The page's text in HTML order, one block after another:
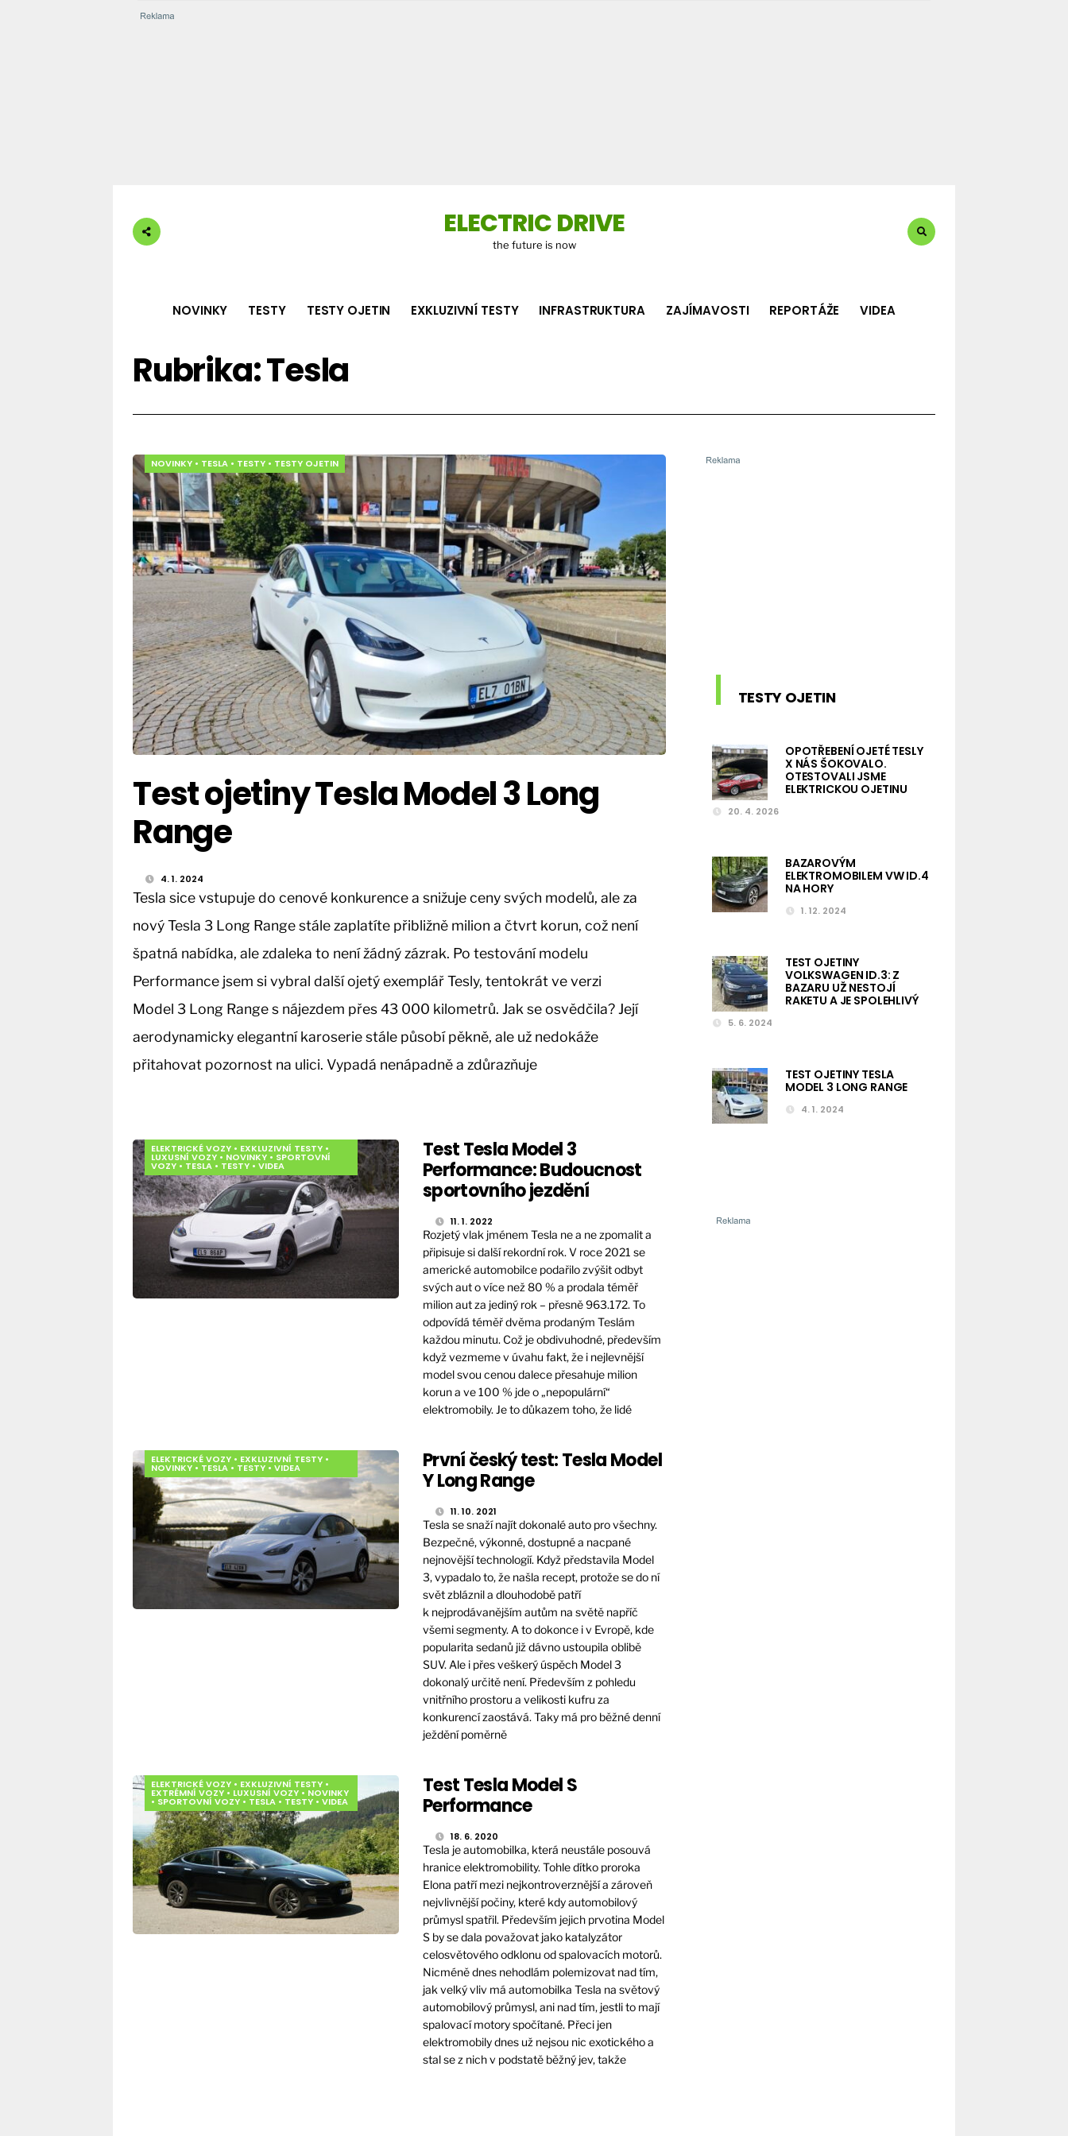
ELECTRIC DRIVE
the future is now
NOVINKY TESTY TESTY OJETIN EXKLUZIVNÍ TESTY INFRASTRUKTURA ZAJÍMAVOSTI REPORTÁŽE VIDEA
Rubrika:Tesla
NOVINKY • TESLA • TESTY • TESTY OJETIN
Test ojetiny Tesla Model 3 Long
Range
4. 1. 2024
Tesla sice vstupuje do cenové konkurence a snižuje ceny svých modelů, ale za
nový Tesla 3 Long Range stále zaplatíte přibližně milion a čtvrt korun, což není
špatná nabídka, ale zdaleka to není žádný zázrak. Po testování modelu
Performance jsem si vybral další ojetý exemplář Tesly, tentokrát ve verzi
Model 3 Long Range s nájezdem přes 43 000 kilometrů. Jak se osvědčila? Její
aerodynamicky elegantní karoserie stále působí pěkně, ale už nedokáže
přitahovat pozornost na ulici. Vypadá nenápadně a zdůrazňuje
ELEKTRICKÉ VOZY • EXKLUZIVNÍ TESTY •
LUXUSNÍ VOZY • NOVINKY • SPORTOVNÍ
VOZY • TESLA • TESTY • VIDEA
Test Tesla Model 3
Performance: Budoucnost
sportovního jezdění
11. 1. 2022
Rozjetý vlak jménem Tesla ne a ne zpomalit a
připisuje si další rekordní rok. V roce 2021 se
americké automobilce podařilo zvýšit odbyt
svých aut o více než 80 % a prodala téměř
milion aut za jediný rok – přesně 963.172. To
odpovídá téměř dvěma prodaným Teslám
každou minutu. Což je obdivuhodné, především
když vezmeme v úvahu fakt, že i nejlevnější
model svou cenou dalece přesahuje milion
korun a ve 100 % jde o „nepopulární“
elektromobily. Je to důkazem toho, že lidé
ELEKTRICKÉ VOZY • EXKLUZIVNÍ TESTY •
NOVINKY • TESLA • TESTY • VIDEA
První český test: Tesla Model
Y Long Range
11. 10. 2021
Tesla se snaží najít dokonalé auto pro všechny.
Bezpečné, výkonné, dostupné a nacpané
nejnovější technologií. Když představila Model
3, vypadalo to, že našla recept, protože se do ní
svět zbláznil a dlouhodobě patří
k nejprodávanějším autům na světě napříč
všemi segmenty. A to dokonce i v Evropě, kde
popularita sedanů již dávno ustoupila oblibě
SUV. Ale i přes veškerý úspěch Model 3
dokonalý určitě není. Především z pohledu
vnitřního prostoru a velikosti kufru za
konkurencí zaostává. Taky má pro běžné denní
ježdění poměrně
ELEKTRICKÉ VOZY • EXKLUZIVNÍ TESTY •
EXTRÉMNÍ VOZY • LUXUSNÍ VOZY • NOVINKY
• SPORTOVNÍ VOZY • TESLA • TESTY • VIDEA
Test Tesla Model S
Performance
18. 6. 2020
Tesla je automobilka, která neustále posouvá
hranice elektromobility. Tohle dítko proroka
Elona patří mezi nejkontroverznější a zároveň
nejvlivnější počiny, které kdy automobilový
průmysl spatřil. Především jejich prvotina Model
S by se dala považovat jako katalyzátor
celosvětového odklonu od spalovacích motorů.
Nicméně dnes nehodlám polemizovat nad tím,
jak velký vliv má automobilka Tesla na světový
automobilový průmysl, ani nad tím, jestli to mají
spalovací motory spočítané. Přeci jen
elektromobily dnes už nejsou nic exotického a
stal se z nich v podstatě běžný jev, takže
TESTY OJETIN
OPOTŘEBENÍ OJETÉ TESLY
X NÁS ŠOKOVALO.
OTESTOVALI JSME
ELEKTRICKOU OJETINU
20. 4. 2026
BAZAROVÝM
ELEKTROMOBILEM VW ID.4
NA HORY
1. 12. 2024
TEST OJETINY
VOLKSWAGEN ID.3: Z
BAZARU UŽ NESTOJÍ
RAKETU A JE SPOLEHLIVÝ
5. 6. 2024
TEST OJETINY TESLA
MODEL 3 LONG RANGE
4. 1. 2024